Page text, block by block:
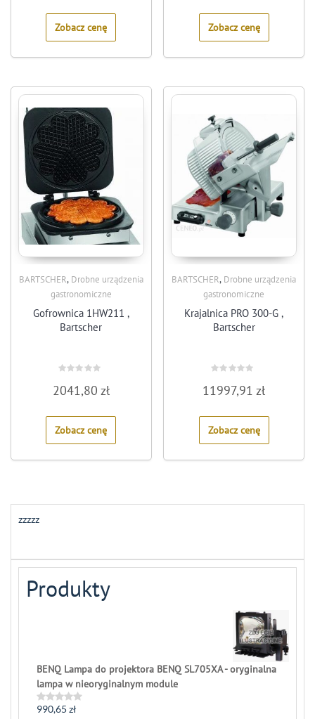
5
Zobacz cenę
5
Zobacz cenę
BARTSCHER, Drobne urządzenia
gastronomiczne
Gofrownica 1HW211 ,
Bartscher
0
5
2041,80 zł
Zobacz cenę
BARTSCHER, Drobne urządzenia
gastronomiczne
Krajalnica PRO 300-G ,
Bartscher
0
5
11997,91zł
Zobacz cenę
zzzzz
Produkty
BENQ Lampa do projektora BENQ SL705XA - oryginalna
lampa w nieoryginalnym module
Rated
990,65 zł